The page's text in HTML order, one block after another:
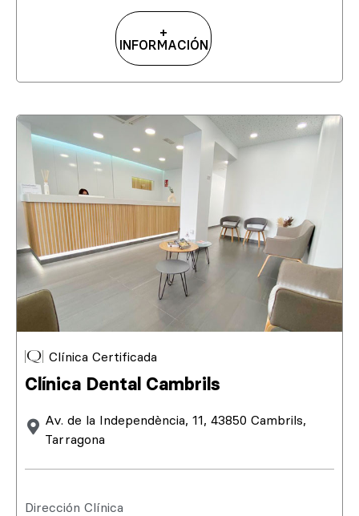
+
INFORMACIÓN
Clínica Certificada
Clínica Dental Cambrils
Av. de la Independència, 11, 43850 Cambrils,
Tarragona
Dirección Clínica